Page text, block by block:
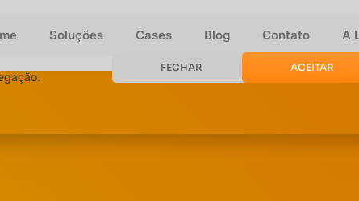
Soluções Cases Blog Contato A
FECHAR ACEITAR